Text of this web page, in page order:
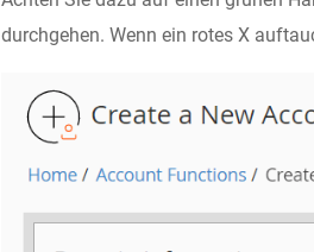
durchgehen. Wenn ein rotes X